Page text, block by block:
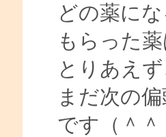
どの薬に
もらった
とりあえ
まだ次の
です（＾＾